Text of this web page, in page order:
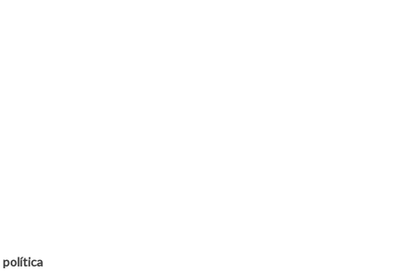
política